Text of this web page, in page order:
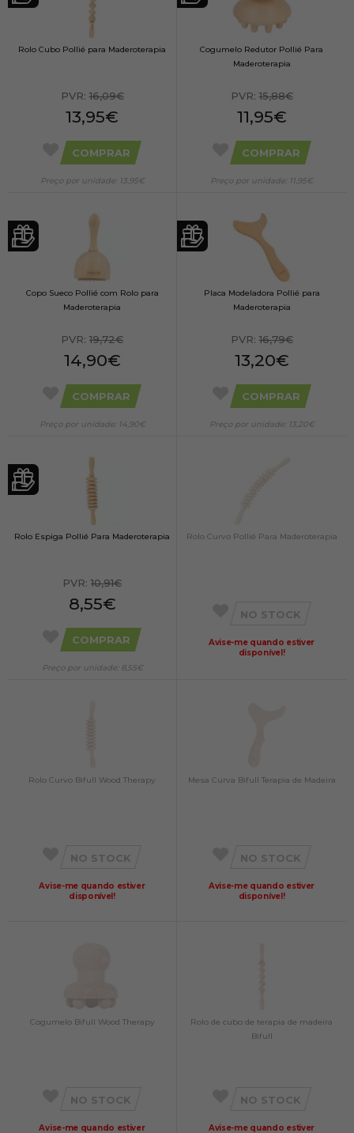
Rolo Cubo Pollié para Maderoterapia
PVR:16,09€
13,95€
COMPRAR
Preço por unidade: 13,95€
Cogumelo Redutor Pollié Para
Maderoterapia
PVR:15,88€
11,95€
COMPRAR
Preço por unidade: 11,95€
Copo Sueco Pollié com Rolo para
Maderoterapia
PVR: 19,72€
14,90€
COMPRAR
Preço por unidade: 14,90€
Placa Modeladora Pollié para
Maderoterapia
PVR:16,79€
13,20€
COMPRAR
Preço por unidade: 13,20€
Rolo Espiga Pollié Para Maderoterapia
PVR: 10,91€
8,55€
COMPRAR
Preço por unidade: 8,55€
Rolo Curvo Pollié Para Maderoterapia
NO STOCK
Avise-me quando estiver
disponível!
Rolo Curvo Bifull Wood Therapy
NO STOCK
Avise-me quando estiver
disponível!
Mesa Curva Bifull Terapia de Madeira
NO STOCK
Avise-me quando estiver
disponível!
Cogumelo Bifull Wood Therapy
NO STOCK
Avise-me quando estiver
Rolo de cubo de terapia de madeira
Bifull
NO STOCK
Avise-me quando estiver